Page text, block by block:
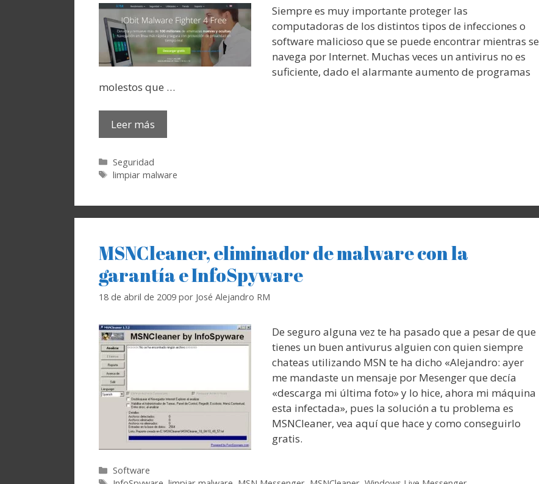
Siempre es muy importante proteger las
computadoras de los distintos tipos de infecciones o
software malicioso que se puede encontrar mientras se
navega por Internet. Muchas veces un antivirus no es
suficiente, dado el alarmante aumento de programas
molestos que …
Leer más
Categorías
Seguridad
Etiquetas
limpiar malware
MSNCleaner, eliminador de malware con la
garantía e InfoSpyware
18 de abril de 2009 por José Alejandro RM
De seguro alguna vez te ha pasado que a pesar de que
tienes un buen antivurus alguien con quien siempre
chateas utilizando MSN te ha dicho «Alejandro: ayer
me mandaste un mensaje por Mesenger que decía
«descarga mi última foto» y lo hice, ahora mi máquina
esta infectada», pues la solución a tu problema es
MSNCleaner, vea aquí que hace y como conseguirlo
gratis.
Categorías
Software